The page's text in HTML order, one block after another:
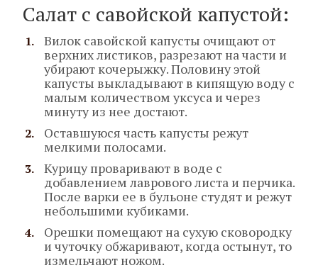
Салат с савойской капустой:
Вилок савойской капусты очищают от
верхних листиков, разрезают на части и
убирают кочерыжку. Половину этой
капусты выкладывают в кипящую воду с
малым количеством уксуса и через
минуту из нее достают.
Оставшуюся часть капусты режут
мелкими полосами.
Курицу проваривают в воде с
добавлением лаврового листа и перчика.
После варки ее в бульоне студят и режут
небольшими кубиками.
Орешки помещают на сухую сковородку
и чуточку обжаривают, когда остынут, то
измельчают ножом.